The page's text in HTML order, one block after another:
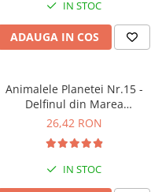
IN STOC
ADAUGA IN COS
Animalele Planetei Nr.15 -
Delfinul din Marea
Mediterana, RBA, 18 luni+
26,42 RON
IN STOC